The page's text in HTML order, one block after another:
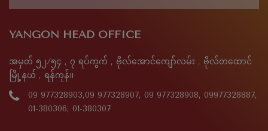
YANGON HEAD OFFICE
အမှတ် ၅၂/၅၄ , ၇ ရပ်ကွက် , ဗိုလ်အောင်ကျော်လမ်း , ဗိုလ်တထောင်
မြို့နယ် , ရန်ကုန်။
09 977328903,09 977328907, 09 977328908, 09977328887,
01-380306, 01-380307